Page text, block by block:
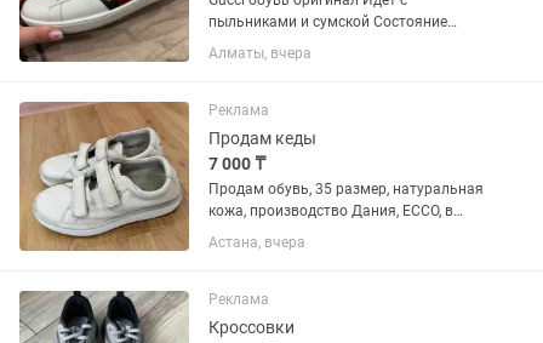
пыльниками и сумской Состояние
Алматы, вчера
Реклама
Продам кеды
7 000 ₸
Продам обувь, 35 размер, натуральная
кожа, производство Дания, ECCO, в
отличном состоянии.
Астана, вчера
Реклама
Кроссовки